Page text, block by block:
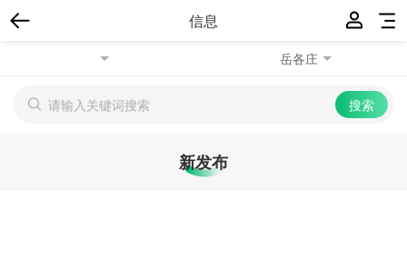
信息
岳各庄
新发布